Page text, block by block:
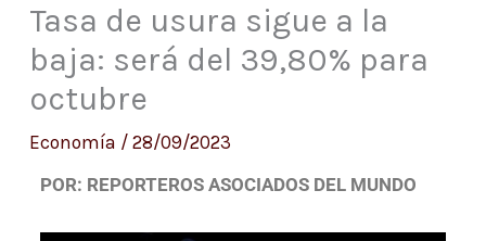
Tasa de usura sigue a la
baja: será del 39,80% para
octubre
Economía / 28/09/2023
POR: REPORTEROS ASOCIADOS DEL MUNDO